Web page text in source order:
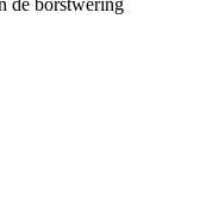
de borstwering